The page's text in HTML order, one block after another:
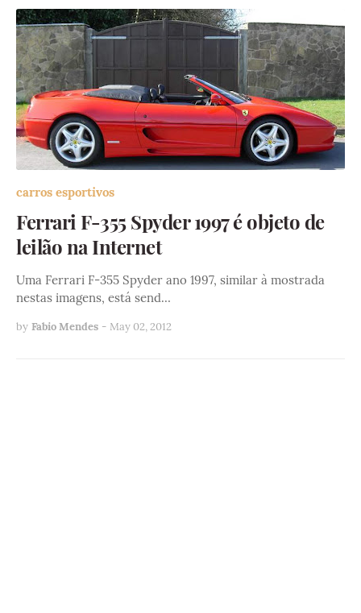
carros esportivos
Ferrari F-355 Spyder 1997 é objeto de
leilão na Internet
Uma Ferrari F-355 Spyder ano 1997, similar à mostrada
nestas imagens, está send…
by Fabio Mendes - May 02, 2012